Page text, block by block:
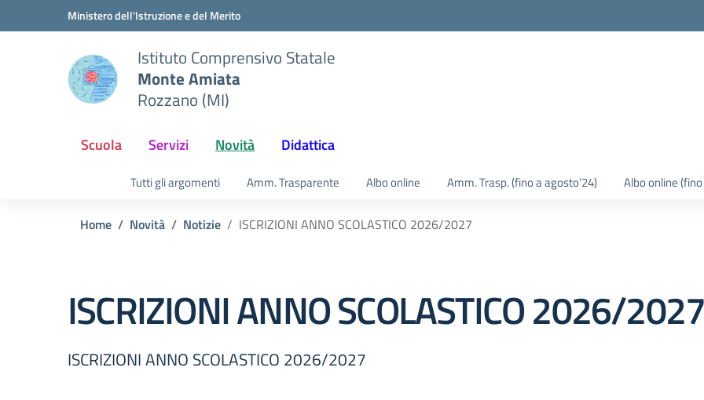
Vai ai contenuti
Vai al menu di navigazioneMinistero dell'Istruzione e del Merito
Istituto Comprensivo Statale
Monte Amiata
Rozzano (MI)
Scuola Servizi Novità Didattica
Tutti gli argomenti Amm. Trasparente Albo online Amm. Trasp. (fino a agosto’24) Albo online
Home Novità Notizie ISCRIZIONI ANNO SCOLASTICO 2026/2027
ISCRIZIONI ANNO SCOLASTICO 2026/
ISCRIZIONI ANNO SCOLASTICO 2026/2027